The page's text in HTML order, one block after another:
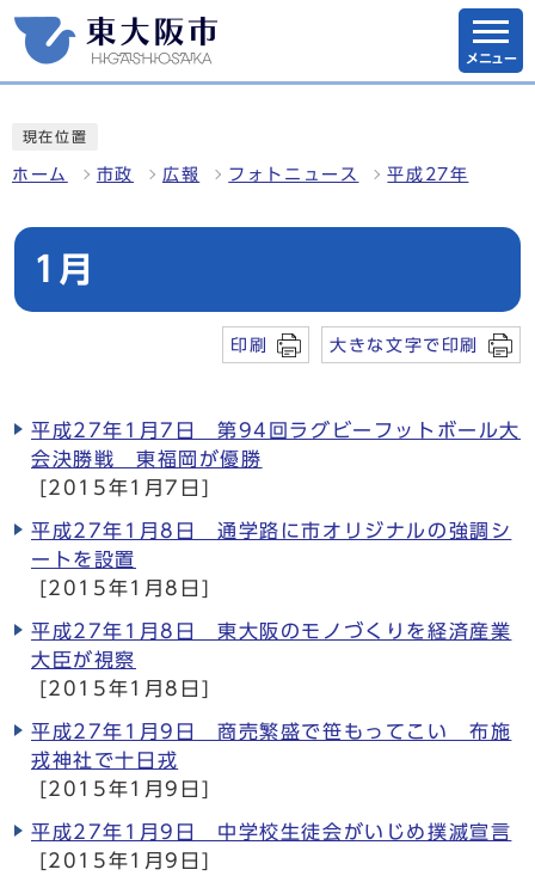
メニュー
現在位置
ホーム 市政 広報 フォトニュース 平成27年
1月
印刷 大きな文字で印刷
平成27年1月7日 第94回ラグビーフットボール大
会決勝戦 東福岡が優勝
[2015年1月7日]
平成27年1月8日 通学路に市オリジナルの強調シ
ートを設置
[2015年1月8日]
平成27年1月8日 東大阪のモノづくりを経済産業
大臣が視察
[2015年1月8日]
平成27年1月9日 商売繁盛で笹もってこい 布施
戎神社で十日戎
[2015年1月9日]
平成27年1月9日 中学校生徒会がいじめ撲滅宣言
[2015年1月9日]